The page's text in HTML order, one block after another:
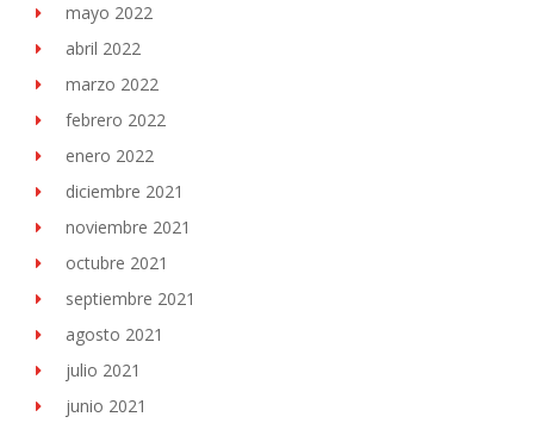
mayo 2022
abril 2022
marzo 2022
febrero 2022
enero 2022
diciembre 2021
noviembre 2021
octubre 2021
septiembre 2021
agosto 2021
julio 2021
junio 2021